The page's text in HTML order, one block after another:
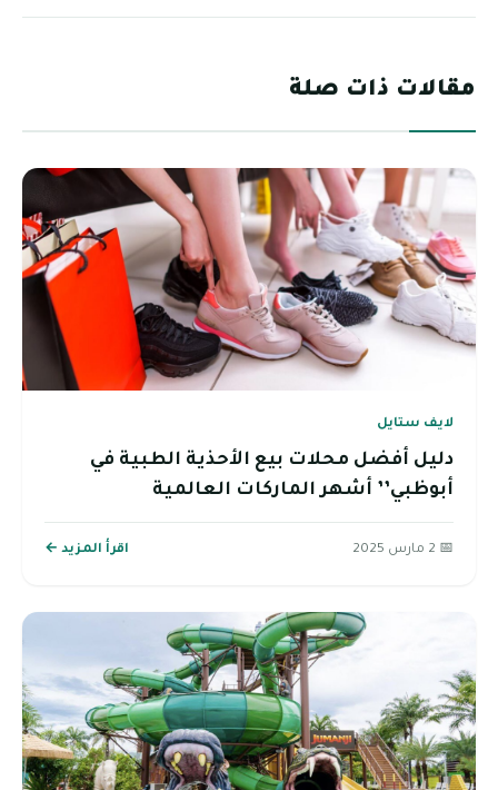
مقالات ذات صلة
لايف ستايل
دليل أفضل محلات بيع الأحذية الطبية في
أبوظبي’’ أشهر الماركات العالمية
📅 2 مارس 2025 اقرأ المزيد ←